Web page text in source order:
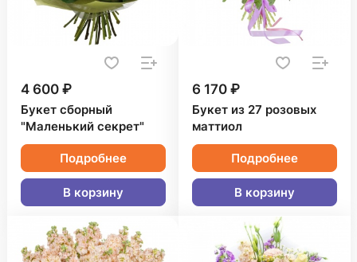
4 600 ₽
Букет сборный
"Маленький секрет"
Подробнее
В корзину
6 170 ₽
Букет из 27 розовых
маттиол
Подробнее
В корзину